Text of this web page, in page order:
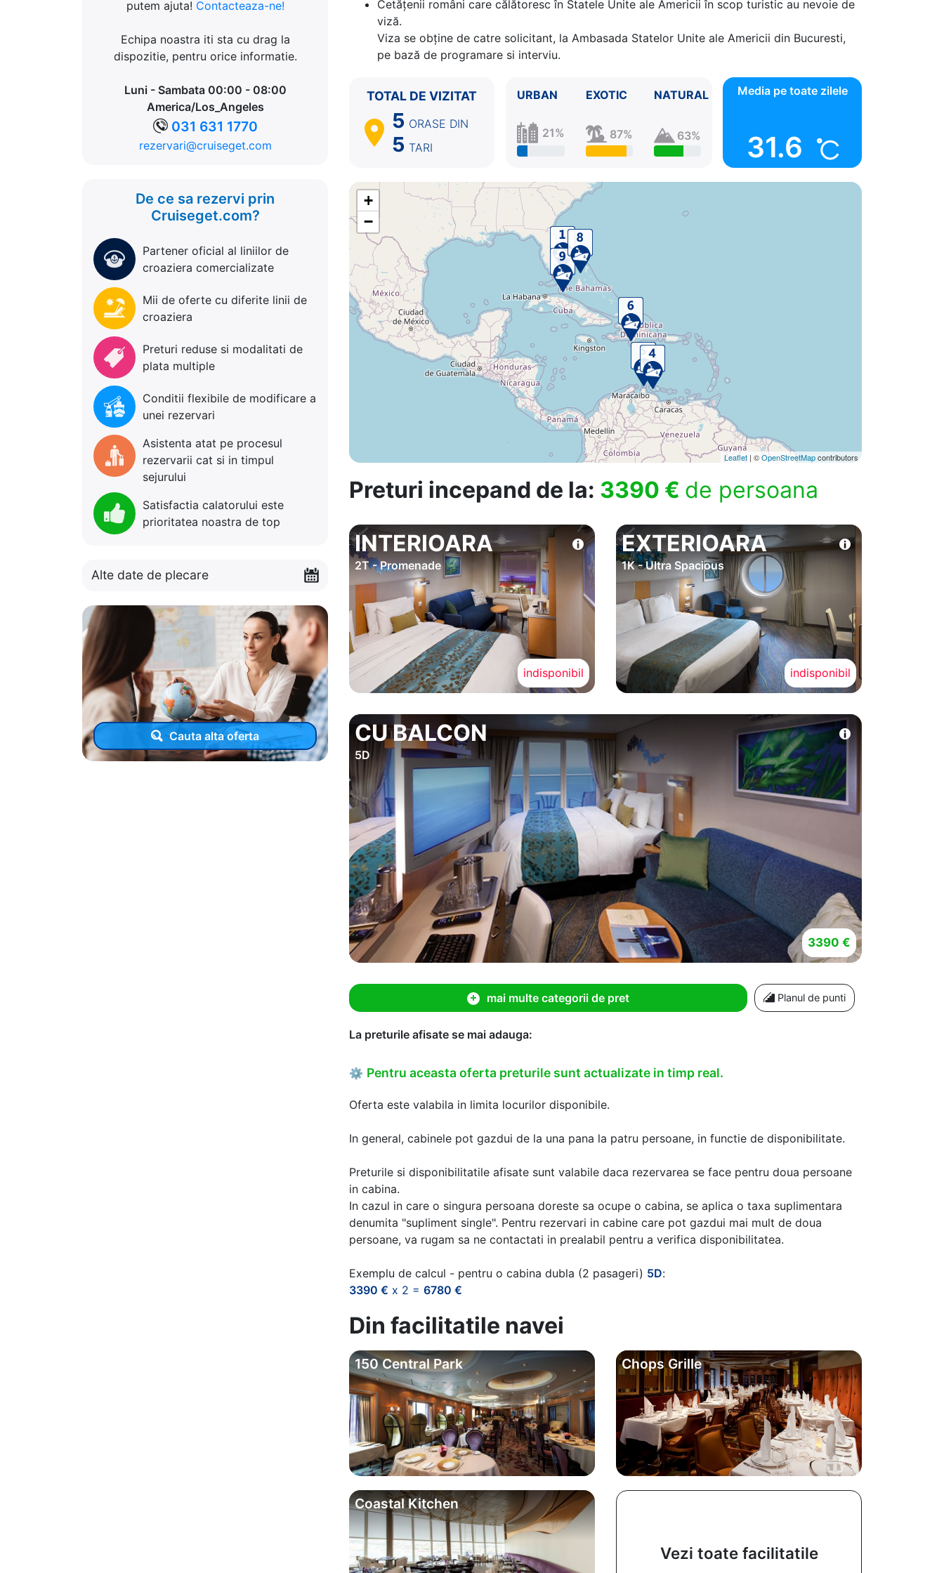
putem ajuta! Contacteaza-ne!
Echipa noastra iti sta cu drag la
dispozitie, pentru orice informatie.
Luni - Sambata 00:00 - 08:00
America/Los_Angeles
031 631 1770
rezervari@cruiseget.com
De ce sa rezervi prin
Cruiseget.com?
Partener oficial al liniilor de
croaziera comercializate
Mii de oferte cu diferite linii de
croaziera
Preturi reduse si modalitati de
plata multiple
Conditii flexibile de modificare a
unei rezervari
Asistenta atat pe procesul
rezervarii cat si in timpul
sejurului
Satisfactia calatorului este
prioritatea noastra de top
Alte date de plecare
Cauta alta oferta
Cetăţenii români care călătoresc în Statele Unite ale Americii în scop turistic au nevoie de
viză.
Viza se obține de catre solicitant, la Ambasada Statelor Unite ale Americii din Bucuresti,
pe bază de programare si interviu.
TOTAL DE VIZITAT
5 ORASE DIN
5 TARI
URBAN
21%
EXOTIC
87%
NATURAL
63%
Media pe toate zilele
31.6
+
−
Leaflet | ©OpenStreetMapcontributors
Preturi incepand de la: 3390 € de persoana
INTERIOARA
2T - Promenade
indisponibil
EXTERIOARA
1K - Ultra Spacious
indisponibil
CU BALCON
5D
3390 €
mai multe categorii de pret Planul de punti
La preturile afisate se mai adauga:
⚙ Pentru aceasta oferta preturile sunt actualizate in timp real.
Oferta este valabila in limita locurilor disponibile.
In general, cabinele pot gazdui de la una pana la patru persoane, in functie de disponibilitate.
Preturile si disponibilitatile afisate sunt valabile daca rezervarea se face pentru doua persoane
in cabina.
In cazul in care o singura persoana doreste sa ocupe o cabina, se aplica o taxa suplimentara
denumita "supliment single". Pentru rezervari in cabine care pot gazdui mai mult de doua
persoane, va rugam sa ne contactati in prealabil pentru a verifica disponibilitatea.
Exemplu de calcul - pentru o cabina dubla (2 pasageri) 5D:
3390 € x 2 = 6780 €
Din facilitatile navei
150 Central Park Chops Grille
Coastal Kitchen
Vezi toate facilitatile